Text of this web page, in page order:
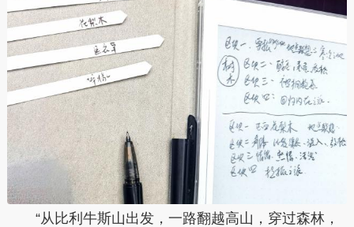
“从比利牛斯山出发，一路翻越高山，穿过森林，